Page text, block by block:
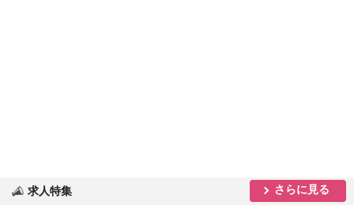
求人特集 さらに見る